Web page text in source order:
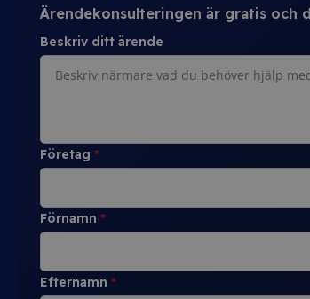
Ärendekonsulteringen är gratis
Beskriv ditt ärende
Företag *
Förnamn *
Efternamn *